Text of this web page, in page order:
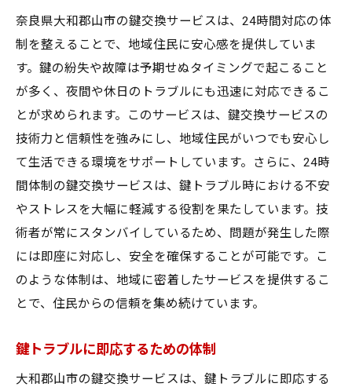
奈良県大和郡山市の鍵交換サービスは、24時間対応の体
制を整えることで、地域住民に安心感を提供していま
す。鍵の紛失や故障は予期せぬタイミングで起こること
が多く、夜間や休日のトラブルにも迅速に対応できるこ
とが求められます。このサービスは、鍵交換サービスの
技術力と信頼性を強みにし、地域住民がいつでも安心し
て生活できる環境をサポートしています。さらに、24時
間体制の鍵交換サービスは、鍵トラブル時における不安
やストレスを大幅に軽減する役割を果たしています。技
術者が常にスタンバイしているため、問題が発生した際
には即座に対応し、安全を確保することが可能です。こ
のような体制は、地域に密着したサービスを提供するこ
とで、住民からの信頼を集め続けています。
鍵トラブルに即応するための体制
大和郡山市の鍵交換サービスは、鍵トラブルに即応する